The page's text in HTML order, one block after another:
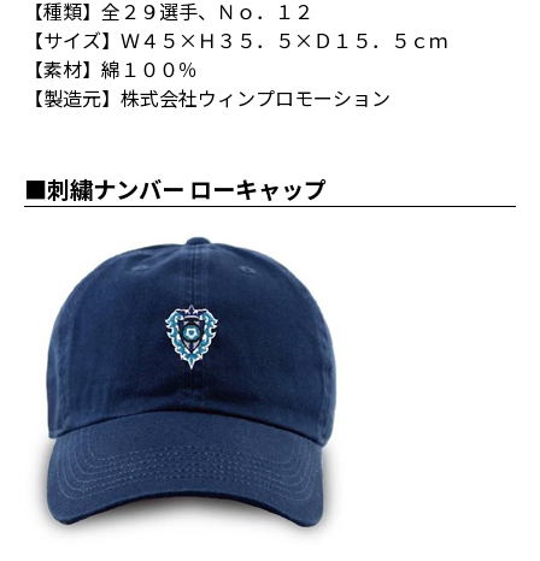
【種類】全２９選手、Ｎｏ．１２
【サイズ】Ｗ４５×Ｈ３５．５×Ｄ１５．５ｃｍ
【素材】綿１００％
【製造元】株式会社ウィンプロモーション
■刺繍ナンバー ローキャップ